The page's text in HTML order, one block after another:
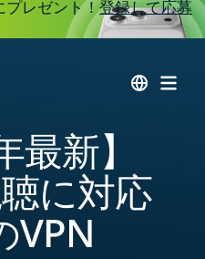
プレゼント！登録して応募
最新】
に対応
VPN